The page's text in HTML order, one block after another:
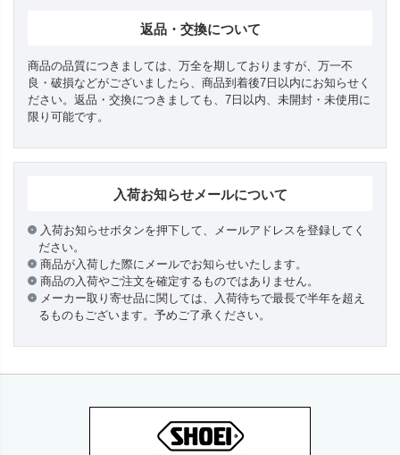
返品・交換について
商品の品質につきましては、万全を期しておりますが、万一不
良・破損などがございましたら、商品到着後7日以内にお知らせく
ださい。返品・交換につきましても、7日以内、未開封・未使用に
限り可能です。
入荷お知らせメールについて
入荷お知らせボタンを押下して、メールアドレスを登録してく
ださい。
商品が入荷した際にメールでお知らせいたします。
商品の入荷やご注文を確定するものではありません。
メーカー取り寄せ品に関しては、入荷待ちで最長で半年を超え
るものもございます。予めご了承ください。